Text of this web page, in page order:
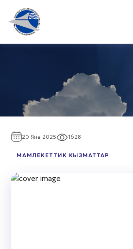
20 Янв 2025 1628
МАМЛЕКЕТТИК КЫЗМАТТАР